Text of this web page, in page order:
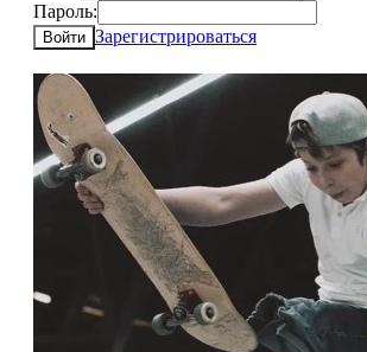
Пароль:
Войти Зарегистрироваться